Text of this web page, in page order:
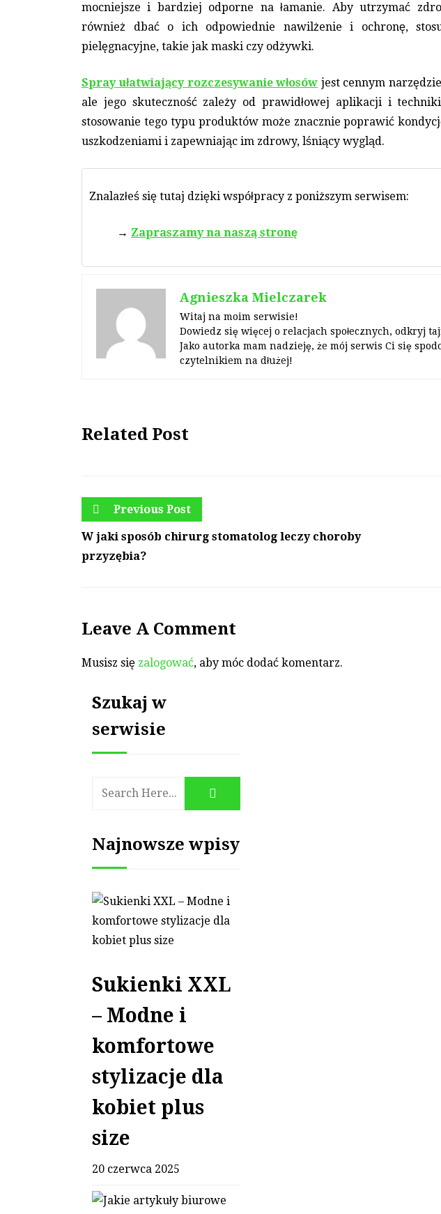
mocniejsze i bardziej odporne na łamanie. Aby utrzymać
również dbać o ich odpowiednie nawilżenie i ochronę,
pielęgnacyjne, takie jak maski czy odżywki.
Spray ułatwiający rozczesywanie włosów jest cennym
ale jego skuteczność zależy od prawidłowej aplikacji i
stosowanie tego typu produktów może znacznie poprawić
uszkodzeniami i zapewniając im zdrowy, lśniący wygląd.
Znalazłeś się tutaj dzięki współpracy z poniższym serwisem:
Zapraszamy na naszą stronę
Agnieszka Mielczarek
Witaj na moim serwisie!
Dowiedz się więcej o relacjach społecznych, odkryj
Jako autorka mam nadzieję, że mój serwis Ci się
czytelnikiem na dłużej!
Related Post
Previous Post
W jaki sposób chirurg stomatolog leczy choroby
przyzębia?
Leave A Comment
Musisz się zalogować, aby móc dodać komentarz.
Szukaj w
serwisie
Najnowsze wpisy
Sukienki XXL
– Modne i
komfortowe
stylizacje dla
kobiet plus
size
20 czerwca 2025